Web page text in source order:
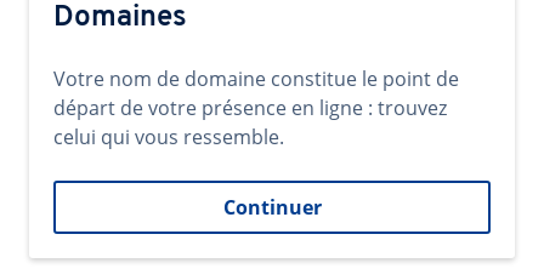
Domaines
Votre nom de domaine constitue le point de
départ de votre présence en ligne : trouvez
celui qui vous ressemble.
Continuer